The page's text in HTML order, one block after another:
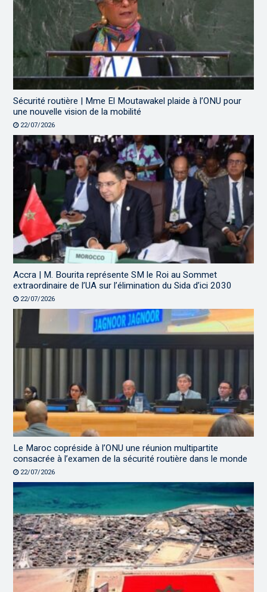
Sécurité routière | Mme El Moutawakel plaide à l’ONU pour
une nouvelle vision de la mobilité
22/07/2026
Accra | M. Bourita représente SM le Roi au Sommet
extraordinaire de l’UA sur l’élimination du Sida d’ici 2030
22/07/2026
Le Maroc copréside à l’ONU une réunion multipartite
consacrée à l’examen de la sécurité routière dans le monde
22/07/2026